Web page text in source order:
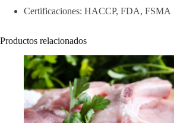
Certificaciones: HACCP, FDA, FSMA
Productos relacionados